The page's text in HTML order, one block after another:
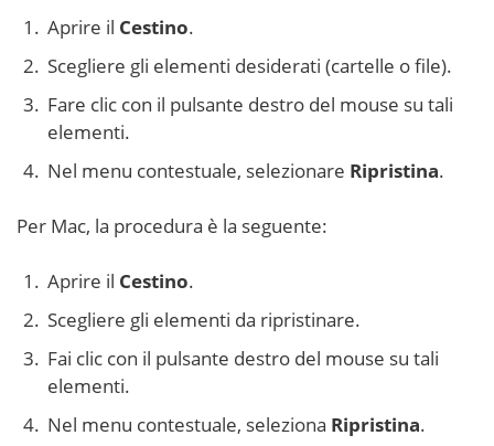
Aprire il Cestino.
Scegliere gli elementi desiderati (cartelle o file).
Fare clic con il pulsante destro del mouse su tali
elementi.
Nel menu contestuale, selezionare Ripristina.
Per Mac, la procedura è la seguente:
Aprire il Cestino.
Scegliere gli elementi da ripristinare.
Fai clic con il pulsante destro del mouse su tali
elementi.
Nel menu contestuale, seleziona Ripristina.